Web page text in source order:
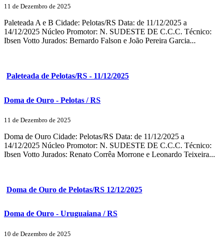
11 de Dezembro de 2025
Paleteada A e B Cidade: Pelotas/RS Data: de 11/12/2025 a
14/12/2025 Núcleo Promotor: N. SUDESTE DE C.C.C. Técnico:
Ibsen Votto Jurados: Bernardo Falson e João Pereira Garcia...
Paleteada de Pelotas/RS - 11/12/2025
Doma de Ouro - Pelotas / RS
11 de Dezembro de 2025
Doma de Ouro Cidade: Pelotas/RS Data: de 11/12/2025 a
14/12/2025 Núcleo Promotor: N. SUDESTE DE C.C.C. Técnico:
Ibsen Votto Jurados: Renato Corrêa Morrone e Leonardo Teixeira...
Doma de Ouro de Pelotas/RS 12/12/2025
Doma de Ouro - Uruguaiana / RS
10 de Dezembro de 2025